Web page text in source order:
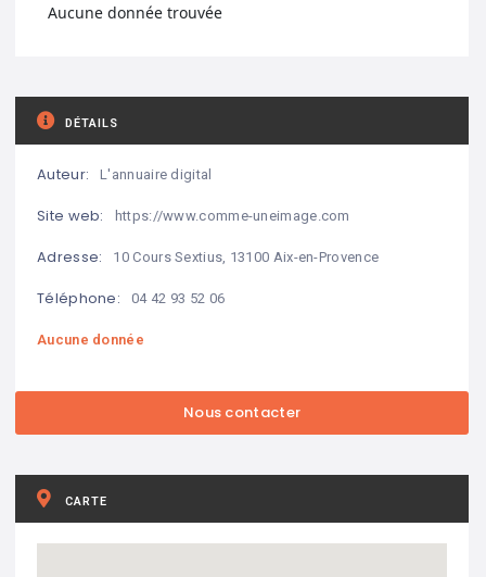
Aucune donnée trouvée
DÉTAILS
Auteur: L'annuaire digital
Site web: https://www.comme-uneimage.com
Adresse: 10 Cours Sextius, 13100 Aix-en-Provence
Téléphone: 04 42 93 52 06
Aucune donnée
CARTE